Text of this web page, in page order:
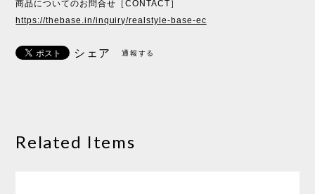
商品についてのお問合せ［CONTACT］
https://thebase.in/inquiry/realstyle-base-ec
シェア 通報する
Related Items